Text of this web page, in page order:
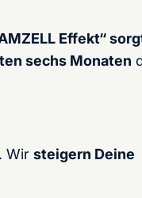
Effekt“
sechs Monaten
Wir steigern Deine